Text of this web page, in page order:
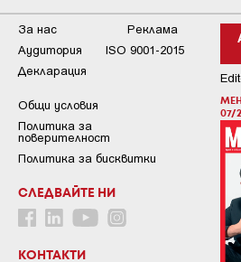
07/
За нас
Реклама
Аудитория
ISO 9001-2015
Декларация
Общи условия
Пoлитикa зa
пoвepитeлнocт
Политика за бисквитки
СЛЕДВАЙТЕ НИ
КОНТАКТИ